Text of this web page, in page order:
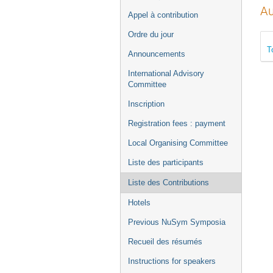
Appel à contribution
Ordre du jour
Announcements
International Advisory
Committee
Inscription
Registration fees : payment
Local Organising Committee
Liste des participants
Liste des Contributions
Hotels
Previous NuSym Symposia
Recueil des résumés
Instructions for speakers